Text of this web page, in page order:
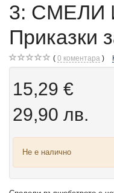
3: СМЕЛИ
Приказки
0 коментара
15,29 €
29,90 лв.
Не е налично